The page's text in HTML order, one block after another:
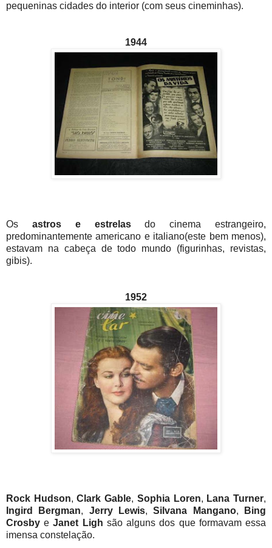
pequeninas cidades do interior (com seus cineminhas).
1944
Os astros e estrelasdo cinema estrangeiro,
predominantemente americano e italiano(este bem menos),
estavam na cabeça de todo mundo (figurinhas, revistas,
gibis).
1952
Rock Hudson,Clark Gable, Sophia Loren, Lana Turner,
Ingird Bergman, Jerry Lewis,Silvana Mangano,
Bing
Crosby eJanet Ligh são alguns dos que formavam essa
imensa constelação.